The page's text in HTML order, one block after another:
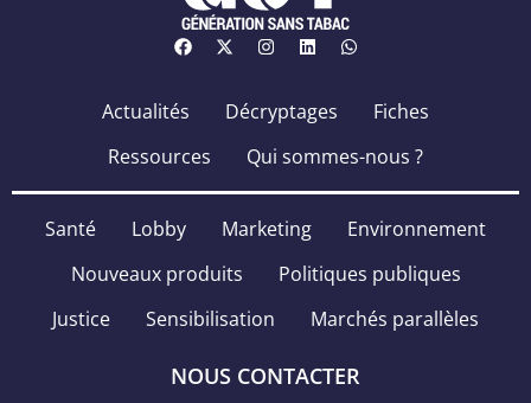
Actualités Décryptages
Fiches
Ressources
Qui sommes-nous ?
Santé Lobby Marketing
Environnement
Nouveaux produits
Politiques publiques
Justice
Sensibilisation Marchés parallèles
NOUS CONTACTER